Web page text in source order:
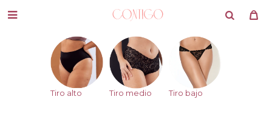

Tiro alto Tiro medio Tiro bajo